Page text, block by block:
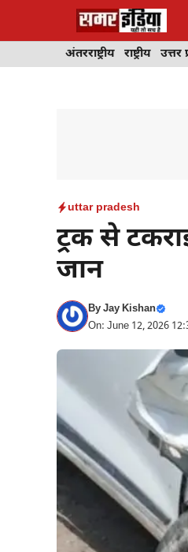
अंतरराष्ट्रीय राष्ट्रीय उत्तर
uttar pradesh
ट्रक से
जान
ByJay Kishan
On: June 12, 2026